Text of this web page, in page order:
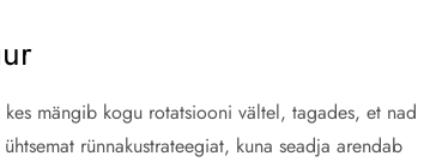
mängib kogu rotatsiooni vältel, tagades, et nad
rünnakustrateegiat, kuna seadja arendab